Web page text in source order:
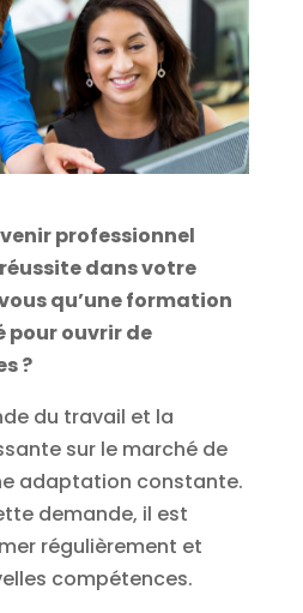
professionnel
dans votre
qu’une formation
pour ouvrir de
?
du travail et la
sur le marché de
adaptation constante.
demande, il est
régulièrement et
compétences.